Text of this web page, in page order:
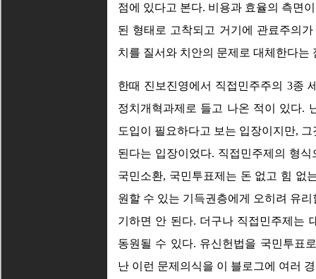
점에 있다고 본다. 비용과 효율의 측면
된 형태로 고착되고 거기에 관료주의
치를 질서와 치안의 문제로 대체한다는
한때 진보진영에서 직접민주주의 3종
정치개혁과제로 들고 나온 적이 있다.
도입이 필요하다고 보는 입장이지만,
된다는 입장이었다. 직접민주제의 형
국민소환, 국민투표제는 돈 없고 힘 없
원할 수 있는 기득권층에게 오히려 유
기하면 안 된다. 더구나 직접민주제는
동원될 수 있다. 유신헌법을 국민투표
난 이런 문제의식을 이 블로그에 여러